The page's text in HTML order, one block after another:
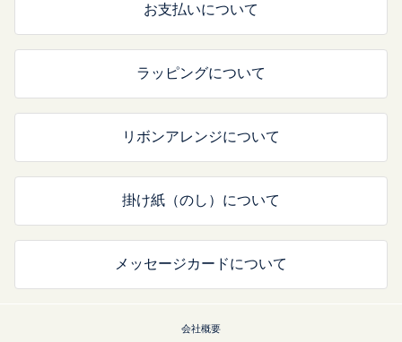
お支払いについて
ラッピングについて
リボンアレンジについて
掛け紙（のし）について
メッセージカードについて
会社概要